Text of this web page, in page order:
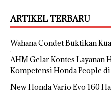
ARTIKEL TERBARU
Wahana Condet Buktikan
AHM Gelar Kontes Layanan
Kompetensi Honda People
New Honda Vario Evo 160